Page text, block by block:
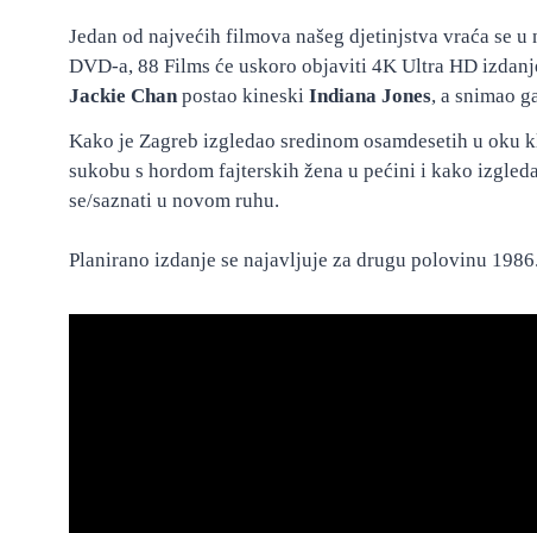
Jedan od najvećih filmova našeg djetinjstva vraća se
DVD-a, 88 Films će uskoro objaviti 4K Ultra HD
Jackie Chanpostao kineski Indiana Jones, a snimao
Kako je Zagreb izgledao sredinom osamdesetih u oku
sukobu s hordom fajterskih žena u pećini i kako
se/saznati u novom ruhu.
Planirano izdanje se najavljuje za drugu polovinu